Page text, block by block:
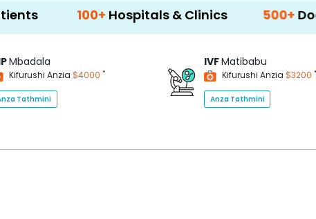
100+ Hospitals & Clinics 500+ Doctors &
Mbadala
Kifurushi Anzia $4000 *
Tathmini
IVFMatibabu
Kifurushi Anzia $3200 *
Anza Tathmini